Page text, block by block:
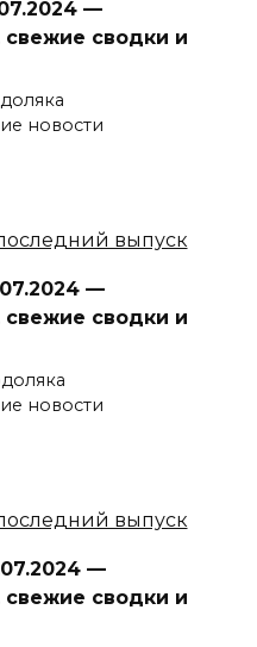
—
сводки и
новости
—
сводки и
новости
—
сводки и